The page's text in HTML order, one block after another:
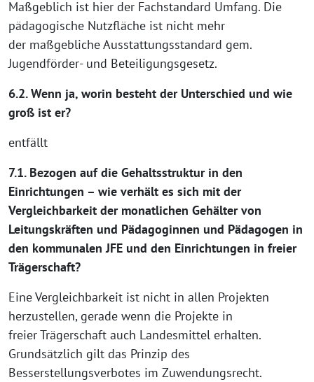
Maßgeblich ist hier der Fachstandard Umfang. Die
pädagogische Nutzfläche ist nicht mehr
der maßgebliche Ausstattungsstandard gem.
Jugendförder- und Beteiligungsgesetz.
6.2. Wenn ja, worin besteht der Unterschied und wie
groß ist er?
entfällt
7.1. Bezogen auf die Gehaltsstruktur in den
Einrichtungen – wie verhält es sich mit der
Vergleichbarkeit der monatlichen Gehälter von
Leitungskräften und Pädagoginnen und Pädagogen in
den kommunalen JFE und den Einrichtungen in freier
Trägerschaft?
Eine Vergleichbarkeit ist nicht in allen Projekten
herzustellen, gerade wenn die Projekte in
freier Trägerschaft auch Landesmittel erhalten.
Grundsätzlich gilt das Prinzip des
Besserstellungsverbotes im Zuwendungsrecht.